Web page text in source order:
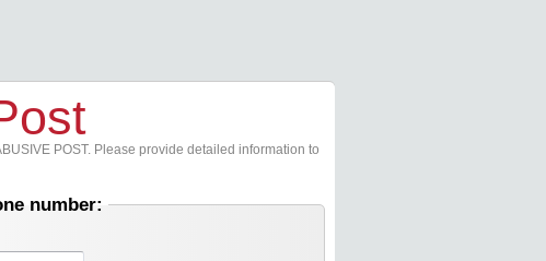
POST. Please provide detailed information to
number: